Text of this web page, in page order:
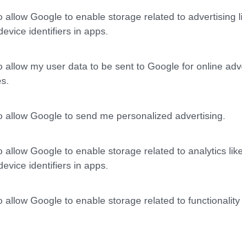
allow Google to enable storage related to advertising
identifiers in apps.
allow my user data to be sent to Google for online
allow Google to send me personalized advertising.
allow Google to enable storage related to analytics
identifiers in apps.
allow Google to enable storage related to
del fagiano che gira lì vicino con i suoi
Corrente e acqua inclusa (veramente
chiamato il Comune, è venuto il sindaco
onore). Per chi ama la bici, molto
- Serina, per poi scendere lungo la statale e
chi vuole passeggiare, dall'area parte il
Grazie Bracca.
un paesino, posizione soleggiata e